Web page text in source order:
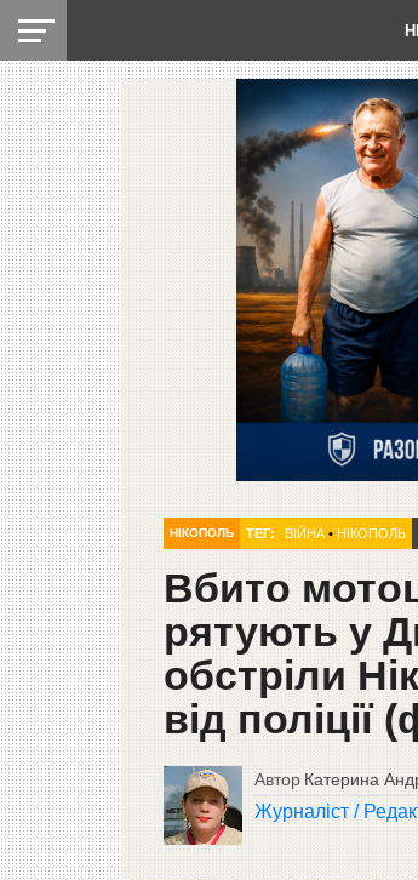
НІКОПОЛЬ ТЕГ: ВІЙНА• НІКОПОЛЬ
Вбито
рятують у
обстріли
від поліції
Автор Катерина
Журналіст /